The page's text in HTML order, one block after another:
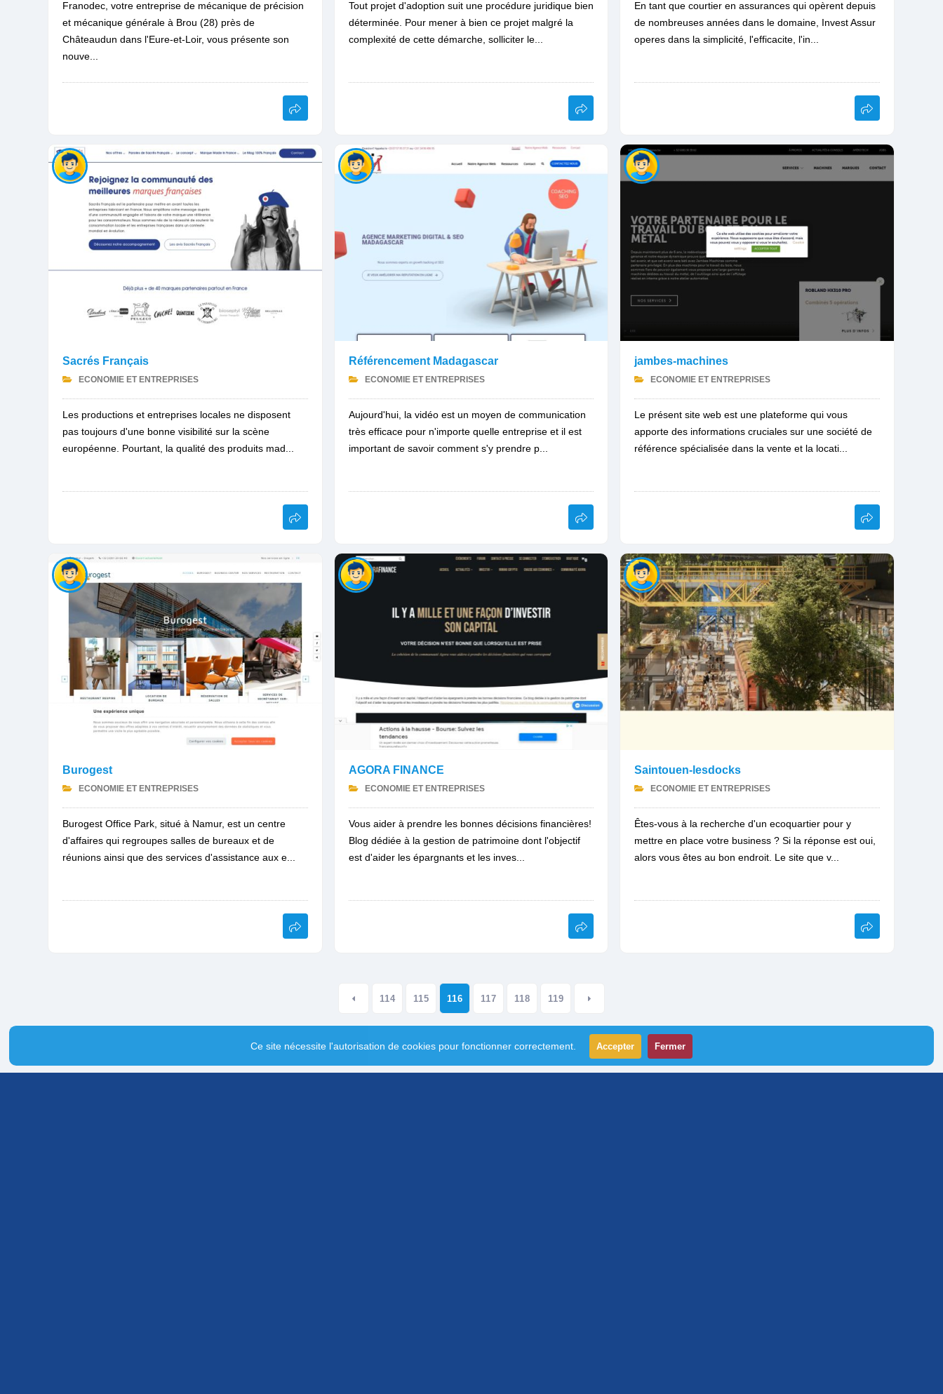
Franodec, votre entreprise de mécanique de précision
et mécanique générale à Brou (28) près de
Châteaudun dans l'Eure-et-Loir, vous présente son
nouve...
Tout projet d'adoption suit une procédure juridique bien
déterminée. Pour mener à bien ce projet malgré la
complexité de cette démarche, solliciter le...
En tant que courtier en assurances qui opèrent depuis
de nombreuses années dans le domaine, Invest Assur
operes dans la simplicité, l'efficacite, l'in...
Sacrés Français
ECONOMIE ET ENTREPRISES
Les productions et entreprises locales ne disposent
pas toujours d'une bonne visibilité sur la scène
européenne. Pourtant, la qualité des produits mad...
Référencement Madagascar
ECONOMIE ET ENTREPRISES
Aujourd'hui, la vidéo est un moyen de communication
très efficace pour n'importe quelle entreprise et il est
important de savoir comment s'y prendre p...
jambes-machines
ECONOMIE ET ENTREPRISES
Le présent site web est une plateforme qui vous
apporte des informations cruciales sur une société de
référence spécialisée dans la vente et la locati...
Burogest
ECONOMIE ET ENTREPRISES
Burogest Office Park, situé à Namur, est un centre
d'affaires qui regroupes salles de bureaux et de
réunions ainsi que des services d'assistance aux e...
AGORA FINANCE
ECONOMIE ET ENTREPRISES
Vous aider à prendre les bonnes décisions financières!
Blog dédiée à la gestion de patrimoine dont l'objectif
est d'aider les épargnants et les inves...
Saintouen-lesdocks
ECONOMIE ET ENTREPRISES
Êtes-vous à la recherche d'un ecoquartier pour y
mettre en place votre business ? Si la réponse est oui,
alors vous êtes au bon endroit. Le site que v...
114 115 116 117 118 119
Ce site nécessite l'autorisation de cookies pour fonctionner correctement. Accepter Fermer